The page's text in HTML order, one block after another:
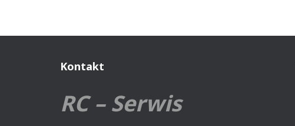
Kontakt
RC – Serwis